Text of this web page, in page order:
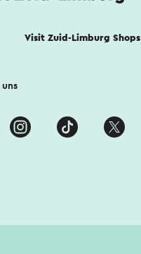
Visit Zuid-Limburg Shops
uns